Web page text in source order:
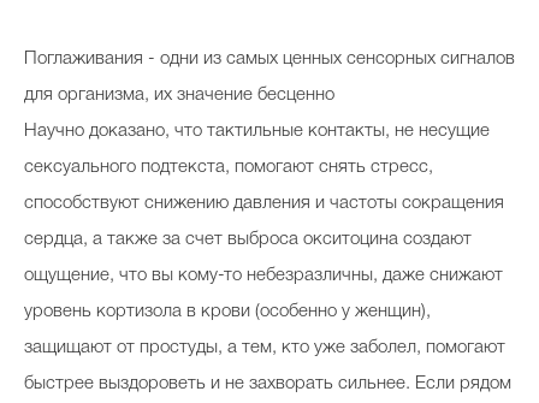
Поглаживания - одни из самых ценных сенсорных сигналов
для организма, их значение бесценно
Научно доказано, что тактильные контакты, не несущие
сексуального подтекста, помогают снять стресс,
способствуют снижению давления и частоты сокращения
сердца, а также за счет выброса окситоцина создают
ощущение, что вы кому-то небезразличны, даже снижают
уровень кортизола в крови (особенно у женщин),
защищают от простуды, а тем, кто уже заболел, помогают
быстрее выздороветь и не захворать сильнее. Если рядом